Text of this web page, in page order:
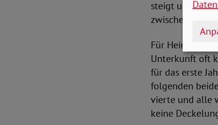
steigt um fünf
zwischen 316
Für
Unterkunft oft
für das erste
folgenden
vierte und alle
keine